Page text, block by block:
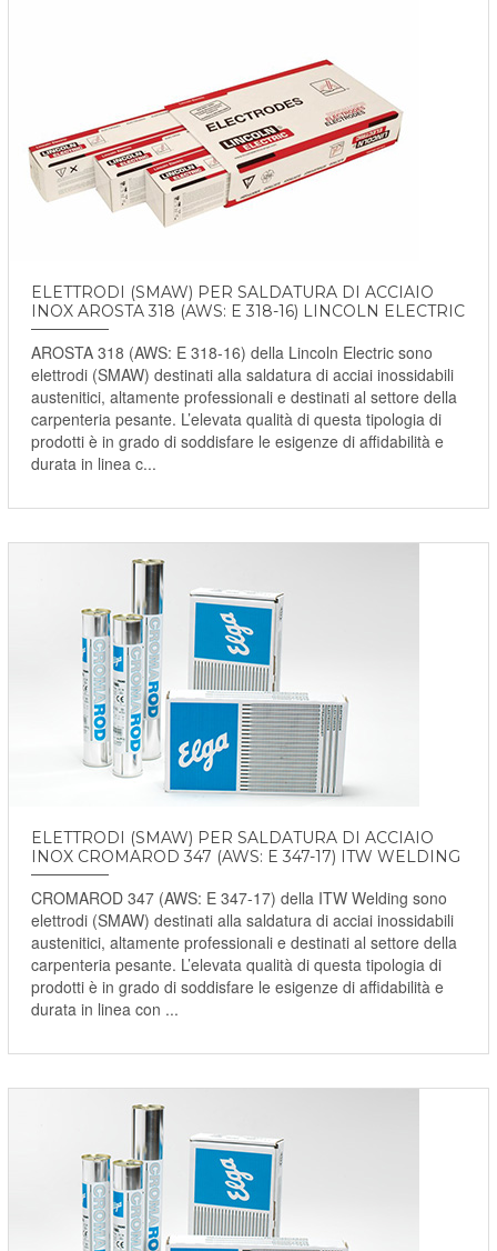
ELETTRODI (SMAW) PER SALDATURA DI ACCIAIO
INOX AROSTA 318 (AWS: E 318-16) LINCOLN ELECTRIC
AROSTA 318 (AWS: E 318-16) della Lincoln Electric sono
elettrodi (SMAW) destinati alla saldatura di acciai inossidabili
austenitici, altamente professionali e destinati al settore della
carpenteria pesante. L’elevata qualità di questa tipologia di
prodotti è in grado di soddisfare le esigenze di affidabilità e
durata in linea c...
ELETTRODI (SMAW) PER SALDATURA DI ACCIAIO
INOX CROMAROD 347 (AWS: E 347-17) ITW WELDING
CROMAROD 347 (AWS: E 347-17) della ITW Welding sono
elettrodi (SMAW) destinati alla saldatura di acciai inossidabili
austenitici, altamente professionali e destinati al settore della
carpenteria pesante. L’elevata qualità di questa tipologia di
prodotti è in grado di soddisfare le esigenze di affidabilità e
durata in linea con ...